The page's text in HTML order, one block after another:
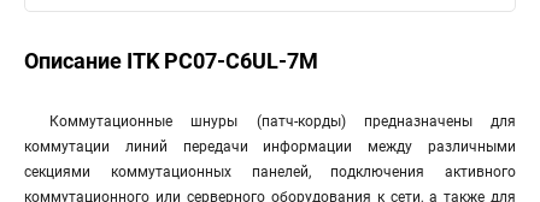
Описание ITK PC07-C6UL-7M
Коммутационные шнуры (патч-корды) предназначены для
коммутации линий передачи информации между различными
секциями коммутационных панелей, подключения активного
коммутационного или серверного оборудования к сети, а также для